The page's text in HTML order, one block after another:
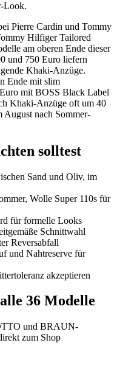
Look.
Pierre Cardin und Tommy
Hilfiger Tailored
am oberen Ende dieser
und 750 Euro liefern
Khaki-Anzüge.
Ende mit slim
mit BOSS Black Label
Khaki-Anzüge oft um 40
August nach Sommer-
solltest
Sand und Oliv, im
Wolle Super 110s für
für formelle Looks
Schnittwahl
Reversabfall
und Nahtreserve für
akzeptieren
36 Modelle
und BRAUN-
zum Shop